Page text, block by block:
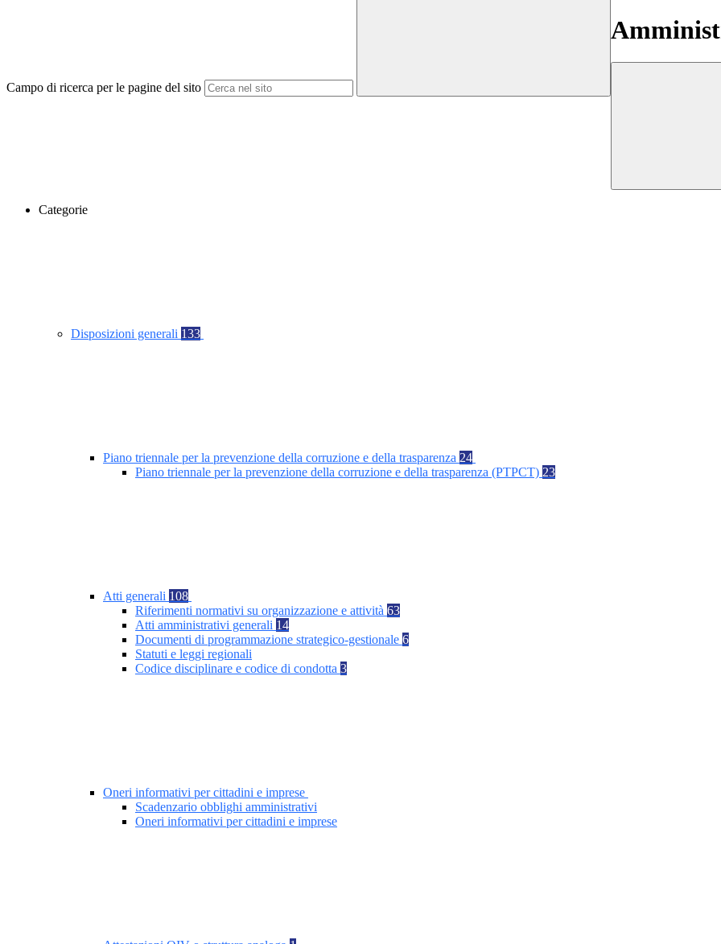
Campo di ricerca per le pagine del sito
Categorie
Disposizioni generali 133
Piano triennale per la prevenzione della corruzione e della trasparenza 24
Piano triennale per la prevenzione della corruzione e della trasparenza (PTPCT) 23
Atti generali 108
Riferimenti normativi su organizzazione e attività 63
Atti amministrativi generali 14
Documenti di programmazione strategico-gestionale 6
Statuti e leggi regionali
Codice disciplinare e codice di condotta 3
Oneri informativi per cittadini e imprese
Scadenzario obblighi amministrativi
Oneri informativi per cittadini e imprese